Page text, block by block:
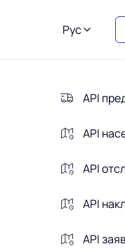
Рус
API
API
API
API
API